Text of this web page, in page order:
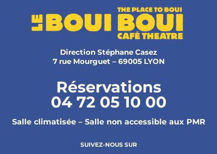
Direction Stéphane Casez
7 rue Mourguet – 69005 LYON
Réservations
04 72 05 10 00
Salle climatisée – Salle non accessible aux PMR
SUIVEZ-NOUS SUR